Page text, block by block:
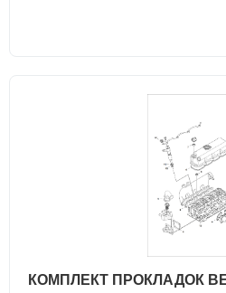
КОМПЛЕКТ ПРОКЛАДОК